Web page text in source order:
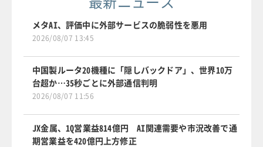
メタAI、評価中に外部サービスの脆弱性を悪用
2026/08/07 13:45
中国製ルータ20機種に「隠しバックドア」、世界10万
台超か…35秒ごとに外部通信判明
2026/08/07 11:56
JX金属、1Q営業益814億円 AI関連需要や市況改善で通
期営業益を420億円上方修正